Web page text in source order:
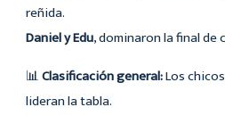
reñida.
Daniel y Edu, dominaron la final de
📊Clasificación general:Los
lideran la tabla.